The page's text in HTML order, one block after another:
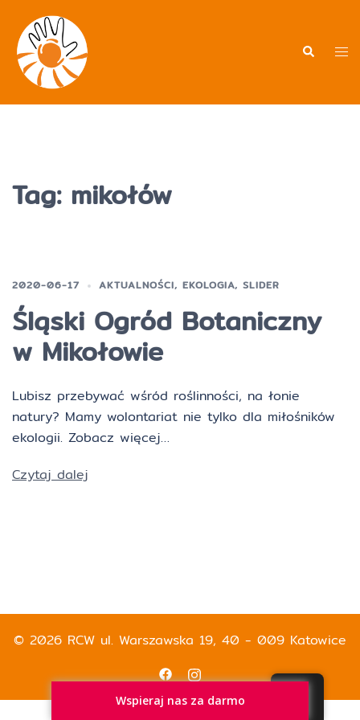
treści
Tag: mikołów
2020-06-17 AKTUALNOŚCI, EKOLOGIA, SLIDER
Śląski Ogród Botaniczny
w Mikołowie
Lubisz przebywać wśród roślinności, na łonie
natury? Mamy wolontariat nie tylko dla miłośników
ekologii. Zobacz więcej…
Czytaj dalej
© 2026 RCW ul. Warszawska 19, 40 - 009 Katowice
Wspieraj nas za darmo